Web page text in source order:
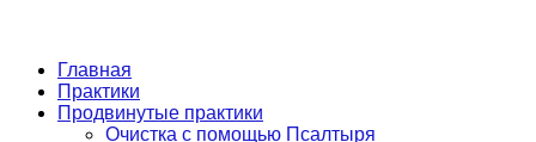
Главная
Практики
Продвинутые практики
Очистка с помощью Псалтыря